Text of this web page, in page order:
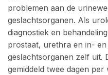
problemen aan de
geslachtsorganen. Als
diagnostiek en
prostaat, urethra en in- en
geslachtsorganen zelf uit.
gemiddeld twee dagen per